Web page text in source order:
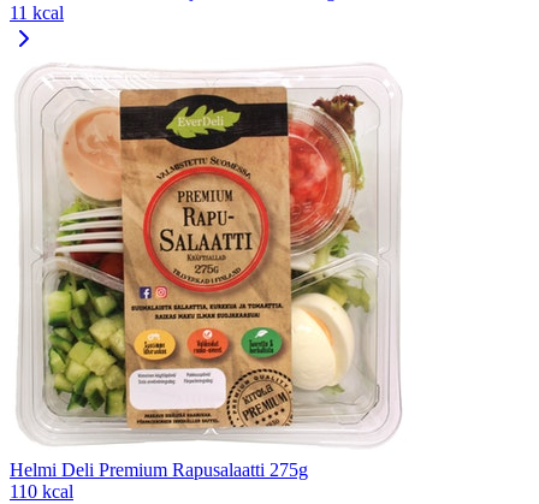
11 kcal
Helmi Deli Premium Rapusalaatti 275g
110 kcal